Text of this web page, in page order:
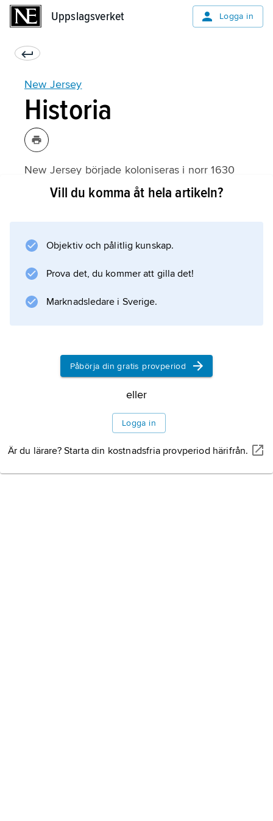
Uppslagsverket Logga in
New Jersey
Historia
New Jersey började koloniseras i norr 1630
av Nederländerna och i söder 1638 av
kronkoloni.
Vill du komma åt hela artikeln?
Objektiv och pålitlig kunskap.
Prova det, du kommer att gilla det!
Marknadsledare i Sverige.
Påbörja din gratis provperiod
eller
Logga in
Är du lärare? Starta din kostnadsfria provperiod härifrån.